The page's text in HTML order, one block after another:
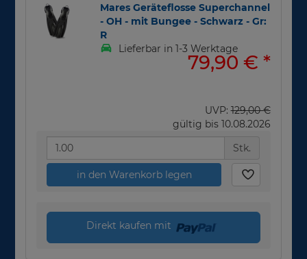
Mares Geräteflosse Superchannel
- OH - mit Bungee - Schwarz - Gr:
R
Lieferbar in 1-3 Werktage
79,90 € *
UVP:129,00 €
gültig bis 10.08.2026
Stk.
in den Warenkorb legen
Direkt kaufen mit